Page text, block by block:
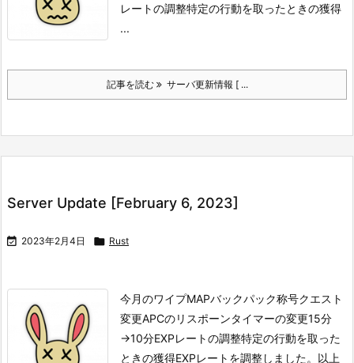
レートの調整特定の行動を取ったときの獲得
...
記事を読む サーバ更新情報 [ ...
Server Update [February 6, 2023]
 2023年2月4日  Rust
今月のワイプMAPバックパック称号クエスト
変更APCのリスポーンタイマーの変更15分
→10分EXPレートの調整特定の行動を取った
ときの獲得EXPレートを調整しました。 以上